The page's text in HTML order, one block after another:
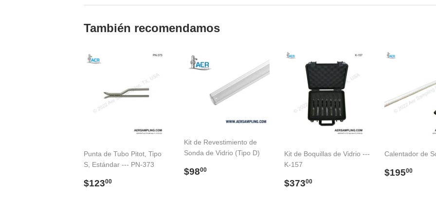
También recomendamos
Punta de Tubo Pitot, Tipo
S, Estándar --- PN-373
Precio
$12300
Kit de Revestimiento de
Sonda de Vidrio (Tipo D)
Precio
$9800
Kit de Boquillas de Vidrio ---
K-157
Precio
$37300
Calentador de
Precio
$19500